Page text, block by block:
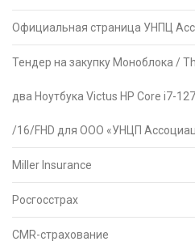
Официальная страница УНПЦ
Тендер на закупку Моноблока /
два Ноутбука Victus HP Core i7-
/16/FHD для ООО «УНЦП
Miller Insurance
Росгосстрах
CMR-страхование